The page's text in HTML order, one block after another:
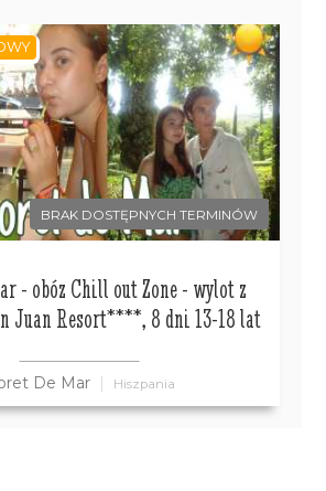
BRAK DOSTĘPNYCH TERMINÓW
- obóz Chill out Zone - wylot z
Juan Resort****, 8 dni 13-18 lat
De Mar Hiszpania